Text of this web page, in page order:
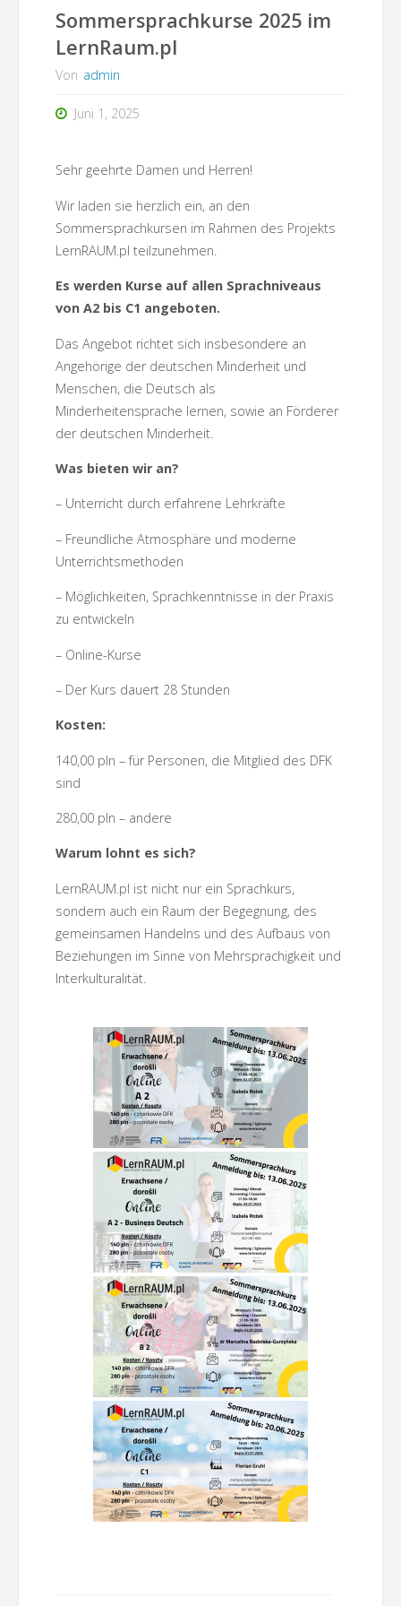
Sommersprachkurse 2025 im
LernRaum.pl
Von admin
Juni 1, 2025
Sehr geehrte Damen und Herren!
Wir laden sie herzlich ein, an den
Sommersprachkursen im Rahmen des Projekts
LernRAUM.pl teilzunehmen.
Es werden Kurse auf allen Sprachniveaus
von A2 bis C1 angeboten.
Das Angebot richtet sich insbesondere an
Angehörige der deutschen Minderheit und
Menschen, die Deutsch als
Minderheitensprache lernen, sowie an Förderer
der deutschen Minderheit.
Was bieten wir an?
– Unterricht durch erfahrene Lehrkräfte
– Freundliche Atmosphäre und moderne
Unterrichtsmethoden
– Möglichkeiten, Sprachkenntnisse in der Praxis
zu entwickeln
– Online-Kurse
– Der Kurs dauert 28 Stunden
Kosten:
140,00 pln – für Personen, die Mitglied des DFK
sind
280,00 pln – andere
Warum lohnt es sich?
LernRAUM.pl ist nicht nur ein Sprachkurs,
sondern auch ein Raum der Begegnung, des
gemeinsamen Handelns und des Aufbaus von
Beziehungen im Sinne von Mehrsprachigkeit und
Interkulturalität.